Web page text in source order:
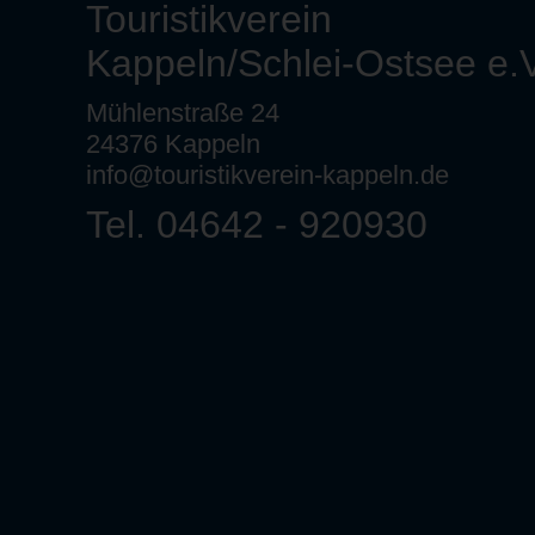
Touristikverein
Kappeln/Schlei-Ostsee
Mühlenstraße 24
24376 Kappeln
info@touristikverein-kappeln.de
Tel. 04642 - 920930